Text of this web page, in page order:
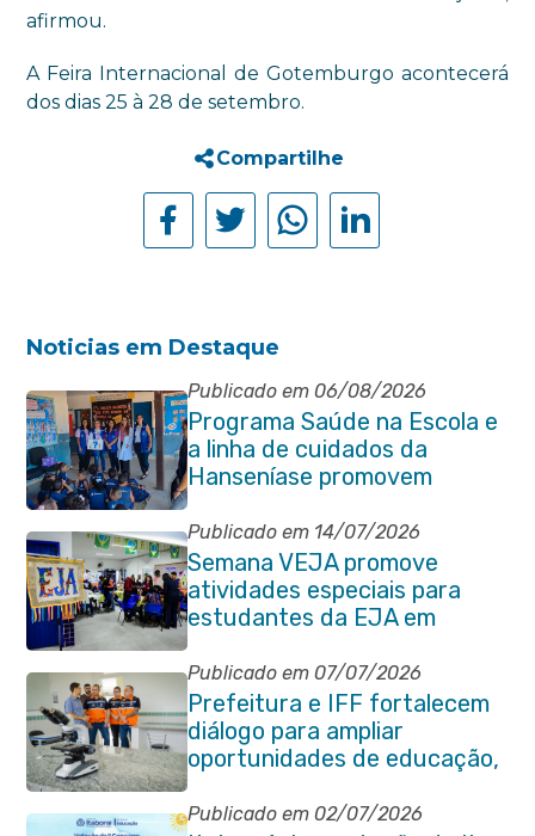
afirmou.
A Feira Internacional de Gotemburgo acontecerá
dos dias 25 à 28 de setembro.
Compartilhe
Noticias em Destaque
Publicado em 06/08/2026
Programa Saúde na Escola e
a linha de cuidados da
Hanseníase promovem
conscientização sobre
hanseníase na E.M Adelaide
de Magalhães Seabra
Publicado em 14/07/2026
Semana VEJA promove
atividades especiais para
estudantes da EJA em
Itaboraí
Publicado em 07/07/2026
Prefeitura e IFF fortalecem
diálogo para ampliar
oportunidades de educação,
ciência e inovação em
Itaboraí
Publicado em 02/07/2026